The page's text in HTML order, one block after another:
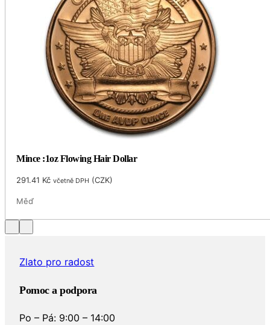
Mince :1oz Flowing Hair Dollar
291.41 Kč včetně DPH (CZK)
Měď
Zlato pro radost
Pomoc a podpora
Po – Pá: 9:00 – 14:00